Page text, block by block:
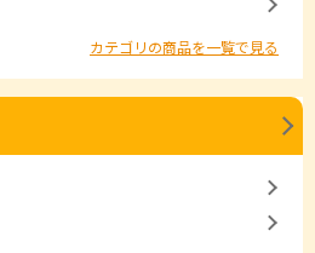
カテゴリの商品を一覧で見る